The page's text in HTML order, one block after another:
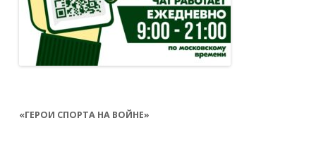
«ГЕРОИ СПОРТА НА ВОЙНЕ»